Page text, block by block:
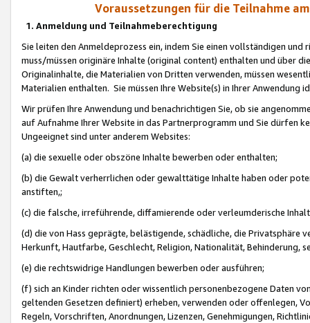
Voraussetzungen für die Teilnahme
1. Anmeldung und Teilnahmeberechtigung
Sie leiten den Anmeldeprozess ein, indem Sie einen vollständigen
muss/müssen originäre Inhalte (original content) enthalten und über
Originalinhalte, die Materialien von Dritten verwenden, müssen
Materialien enthalten. Sie müssen Ihre Website(s) in Ihrer Anwendung
Wir prüfen Ihre Anwendung und benachrichtigen Sie, ob sie
auf Aufnahme Ihrer Website in das Partnerprogramm und Sie dürfen
Ungeeignet sind unter anderem Websites:
(a) die sexuelle oder obszöne Inhalte bewerben oder enthalten;
(b) die Gewalt verherrlichen oder gewalttätige Inhalte haben oder
anstiften,;
(c) die falsche, irreführende, diffamierende oder verleumderische
(d) die von Hass geprägte, belästigende, schädliche, die Privatsphäre
Herkunft, Hautfarbe, Geschlecht, Religion, Nationalität, Behinderung,
(e) die rechtswidrige Handlungen bewerben oder ausführen;
(f) sich an Kinder richten oder wissentlich personenbezogene Daten
geltenden Gesetzen definiert) erheben, verwenden oder offenlegen,
Regeln, Vorschriften, Anordnungen, Lizenzen, Genehmigungen,